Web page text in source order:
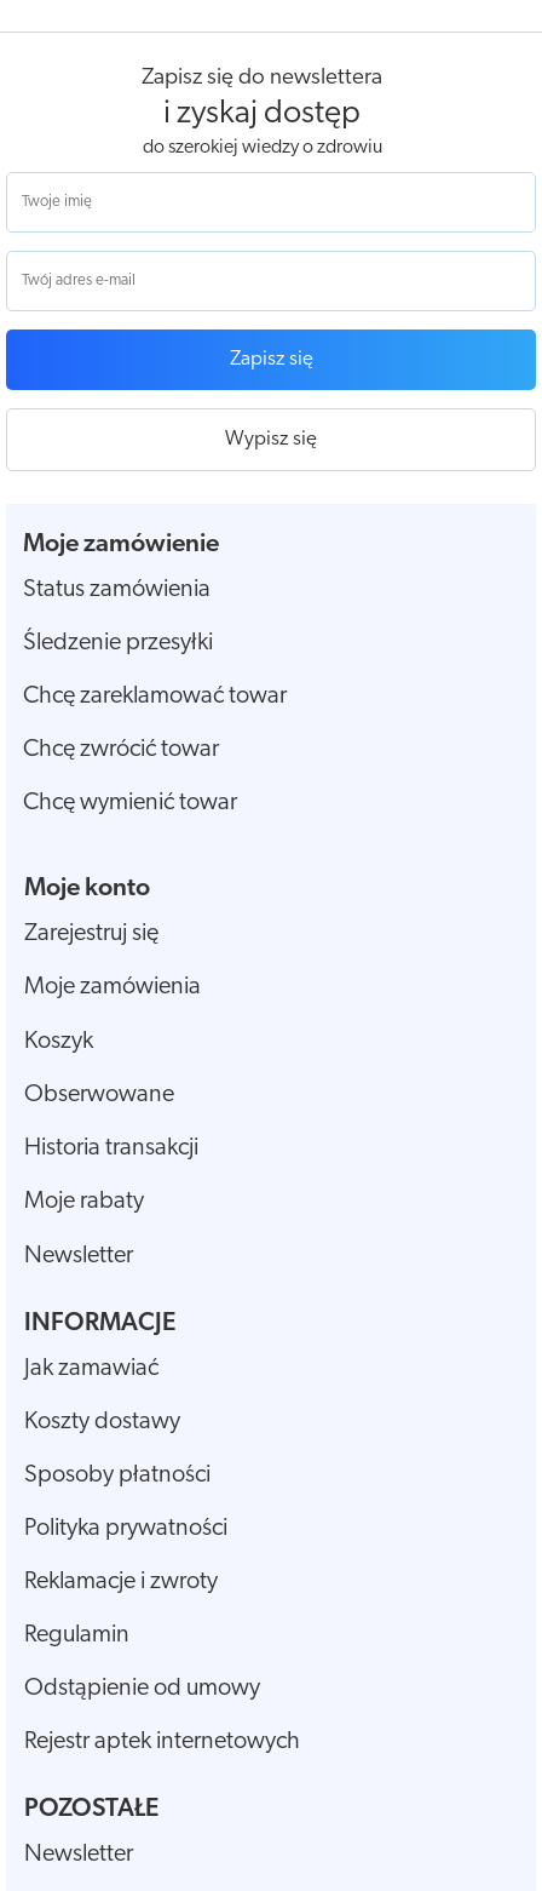
Zapisz się do newslettera
i zyskaj dostęp
do szerokiej wiedzy o zdrowiu
Zapisz się
Wypisz się
Moje zamówienie
Status zamówienia
Śledzenie przesyłki
Chcę zareklamować towar
Chcę zwrócić towar
Chcę wymienić towar
Moje konto
Zarejestruj się
Moje zamówienia
Koszyk
Obserwowane
Historia transakcji
Moje rabaty
Newsletter
INFORMACJE
Jak zamawiać
Koszty dostawy
Sposoby płatności
Polityka prywatności
Reklamacje i zwroty
Regulamin
Odstąpienie od umowy
Rejestr aptek internetowych
POZOSTAŁE
Newsletter